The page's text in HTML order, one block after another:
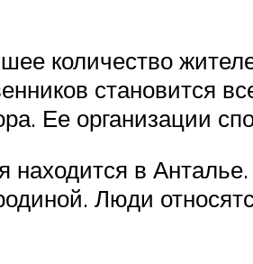
количество
становится
Ее организации
находится в
Люди